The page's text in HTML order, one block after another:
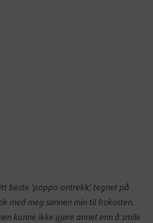
beste ‘pappa-antrekk’, tegnet på
med meg sønnen min til frokosten.
kunne ikke gjøre annet enn å smile